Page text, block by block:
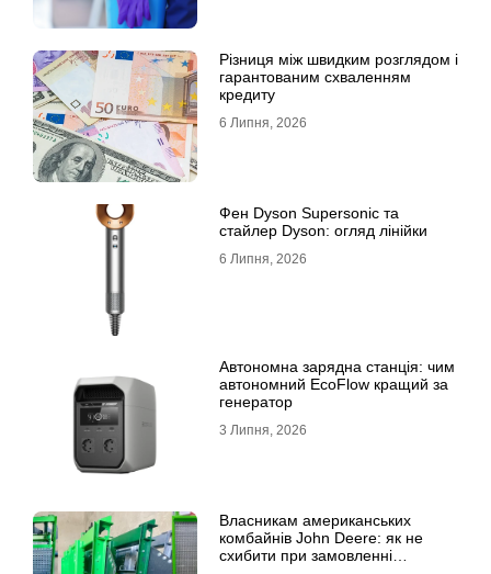
Різниця між швидким розглядом і
гарантованим схваленням
кредиту
6 Липня, 2026
Фен Dyson Supersonic та
стайлер Dyson: огляд лінійки
6 Липня, 2026
Автономна зарядна станція: чим
автономний EcoFlow кращий за
генератор
3 Липня, 2026
Власникам американських
комбайнів John Deere: як не
схибити при замовленні